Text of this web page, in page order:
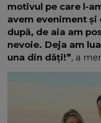
motivul pe care l-
avem eveniment și
după, de aia am
nevoie. Deja am
una din dăți!”, a